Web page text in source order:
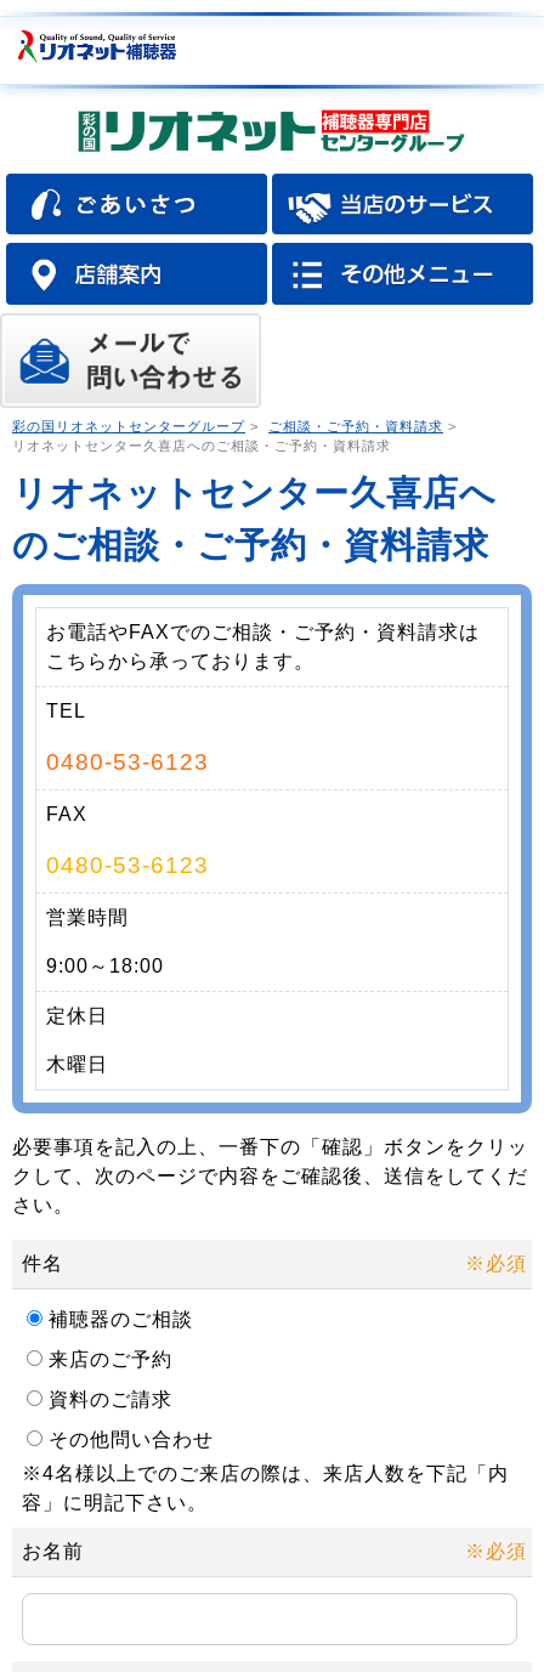
彩の国リオネットセンターグループ > ご相談・ご予約・資料請求 >
リオネットセンター久喜店へのご相談・ご予約・資料請求
リオネットセンター久喜店へ
のご相談・ご予約・資料請求
お電話やFAXでのご相談・ご予約・資料請求は
こちらから承っております。
TEL
0480-53-6123
FAX
0480-53-6123
営業時間
9:00～18:00
定休日
木曜日
必要事項を記入の上、一番下の「確認」ボタンをクリッ
クして、次のページで内容をご確認後、送信をしてくだ
さい。
件名 ※必須
補聴器のご相談
来店のご予約
資料のご請求
その他問い合わせ
※4名様以上でのご来店の際は、来店人数を下記「内
容」に明記下さい。
お名前 ※必須